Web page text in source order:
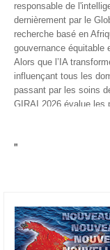
responsable de
dernièrement par le
recherche basé en
gouvernance équitable
Alors que l’IA
influençant tous les
passant par les soins
GIRAI 2026 évalue les
conditions générales
technologie.
appliquée d'Afrique à À
mercredi 1er juillet lors
américain, qui a
"